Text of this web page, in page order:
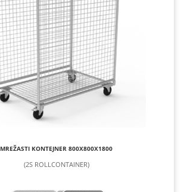
MREŽASTI KONTEJNER 800X800X1800
(2S ROLLCONTAINER)